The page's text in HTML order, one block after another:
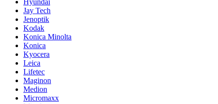
Hyundai
Jay Tech
Jenoptik
Kodak
Konica Minolta
Konica
Kyocera
Leica
Lifetec
Maginon
Medion
Micromaxx